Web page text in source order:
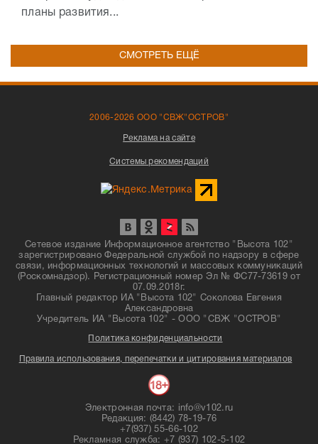
планы развития...
СМОТРЕТЬ ЕЩЁ
2006-2026 ООО "СВЖ"ОСТРОВ"
Реклама на сайте
Системы рекомендаций
Сетевое издание Информационное агентство "Высота 102"
зарегистрировано Федеральной службой по надзору в сфере
связи, информационных технологий и массовых коммуникаций
(Роскомнадзор). Регистрационный номер Эл № ФС77-73619 от
07.09.2018г.
Главный редактор ИА "Высота 102" Соколова Евгения
Александровна
Учредитель ИА "Высота 102" - ООО "СВЖ "ОСТРОВ"
Политика конфиденциальности
Правила использования, перепечатки и цитирования материалов
Электронная почта: info@v102.ru
Редакция: (8442) 78-19-76
+7(937) 55-66-102
Рекламная служба: +7 (937) 102-5-102